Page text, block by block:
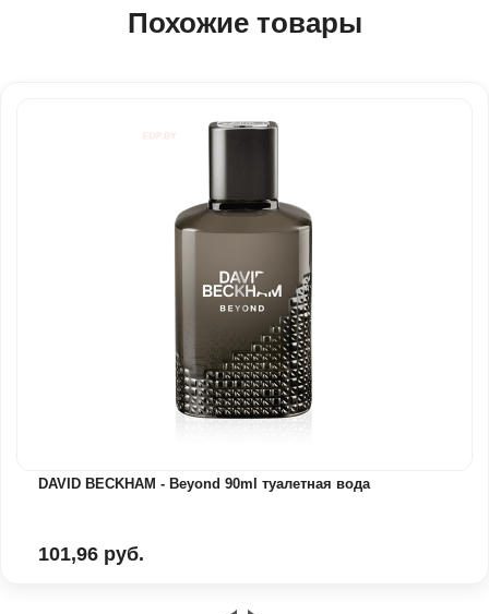
Похожие товары
DAVID BECKHAM - Beyond 90ml туалетная вода
101,96 руб.